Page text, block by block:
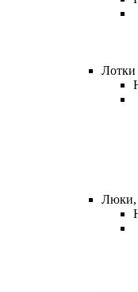
Лотки
Люки,